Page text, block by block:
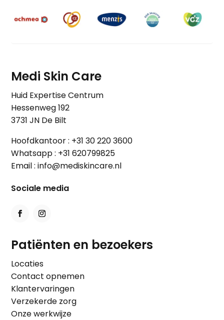
Medi Skin Care
Huid Expertise Centrum
Hessenweg 192
3731 JN De Bilt
Hoofdkantoor : +31 30 220 3600
Whatsapp : +31 620799825
Email : info@mediskincare.nl
Sociale media
Patiënten en bezoekers
Locaties
Contact opnemen
Klantervaringen
Verzekerde zorg
Onze werkwijze